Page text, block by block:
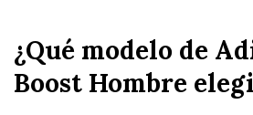
¿Qué modelo de
Boost Hombre